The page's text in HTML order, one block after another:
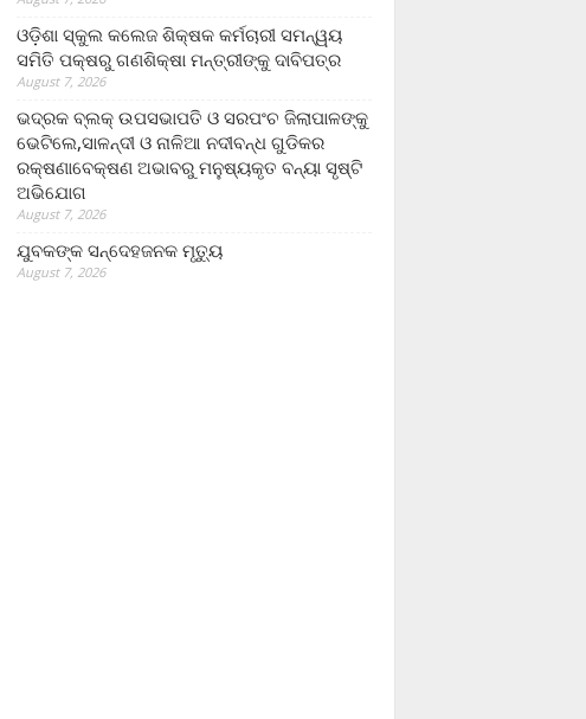
ଓଡ଼ିଶା ସ୍କୁଲ କଲେଜ ଶିକ୍ଷକ କର୍ମଚାରୀ ସମନ୍ୱୟ
ସମିତି ପକ୍ଷରୁ ଗଣଶିକ୍ଷା ମନ୍ତ୍ରୀଙ୍କୁ ଦାବିପତ୍ର
August 7, 2026
ଭଦ୍ରକ ବ୍ଲକ୍ ଉପସଭାପତି ଓ ସରପଂଚ ଜିଲାପାଳଙ୍କୁ
ଭେଟିଲେ,ସାଳନ୍ଦୀ ଓ ନାଳିଆ ନଦୀବନ୍ଧ ଗୁଡିକର
ରକ୍ଷଣାବେକ୍ଷଣ ଅଭାବରୁ ମନୁଷ୍ୟକୃତ ବନ୍ୟା ସୃଷ୍ଟି
ଅଭିଯୋଗ
August 7, 2026
ଯୁବକଙ୍କ ସନ୍ଦେହଜନକ ମୃତ୍ୟୁ
August 7, 2026